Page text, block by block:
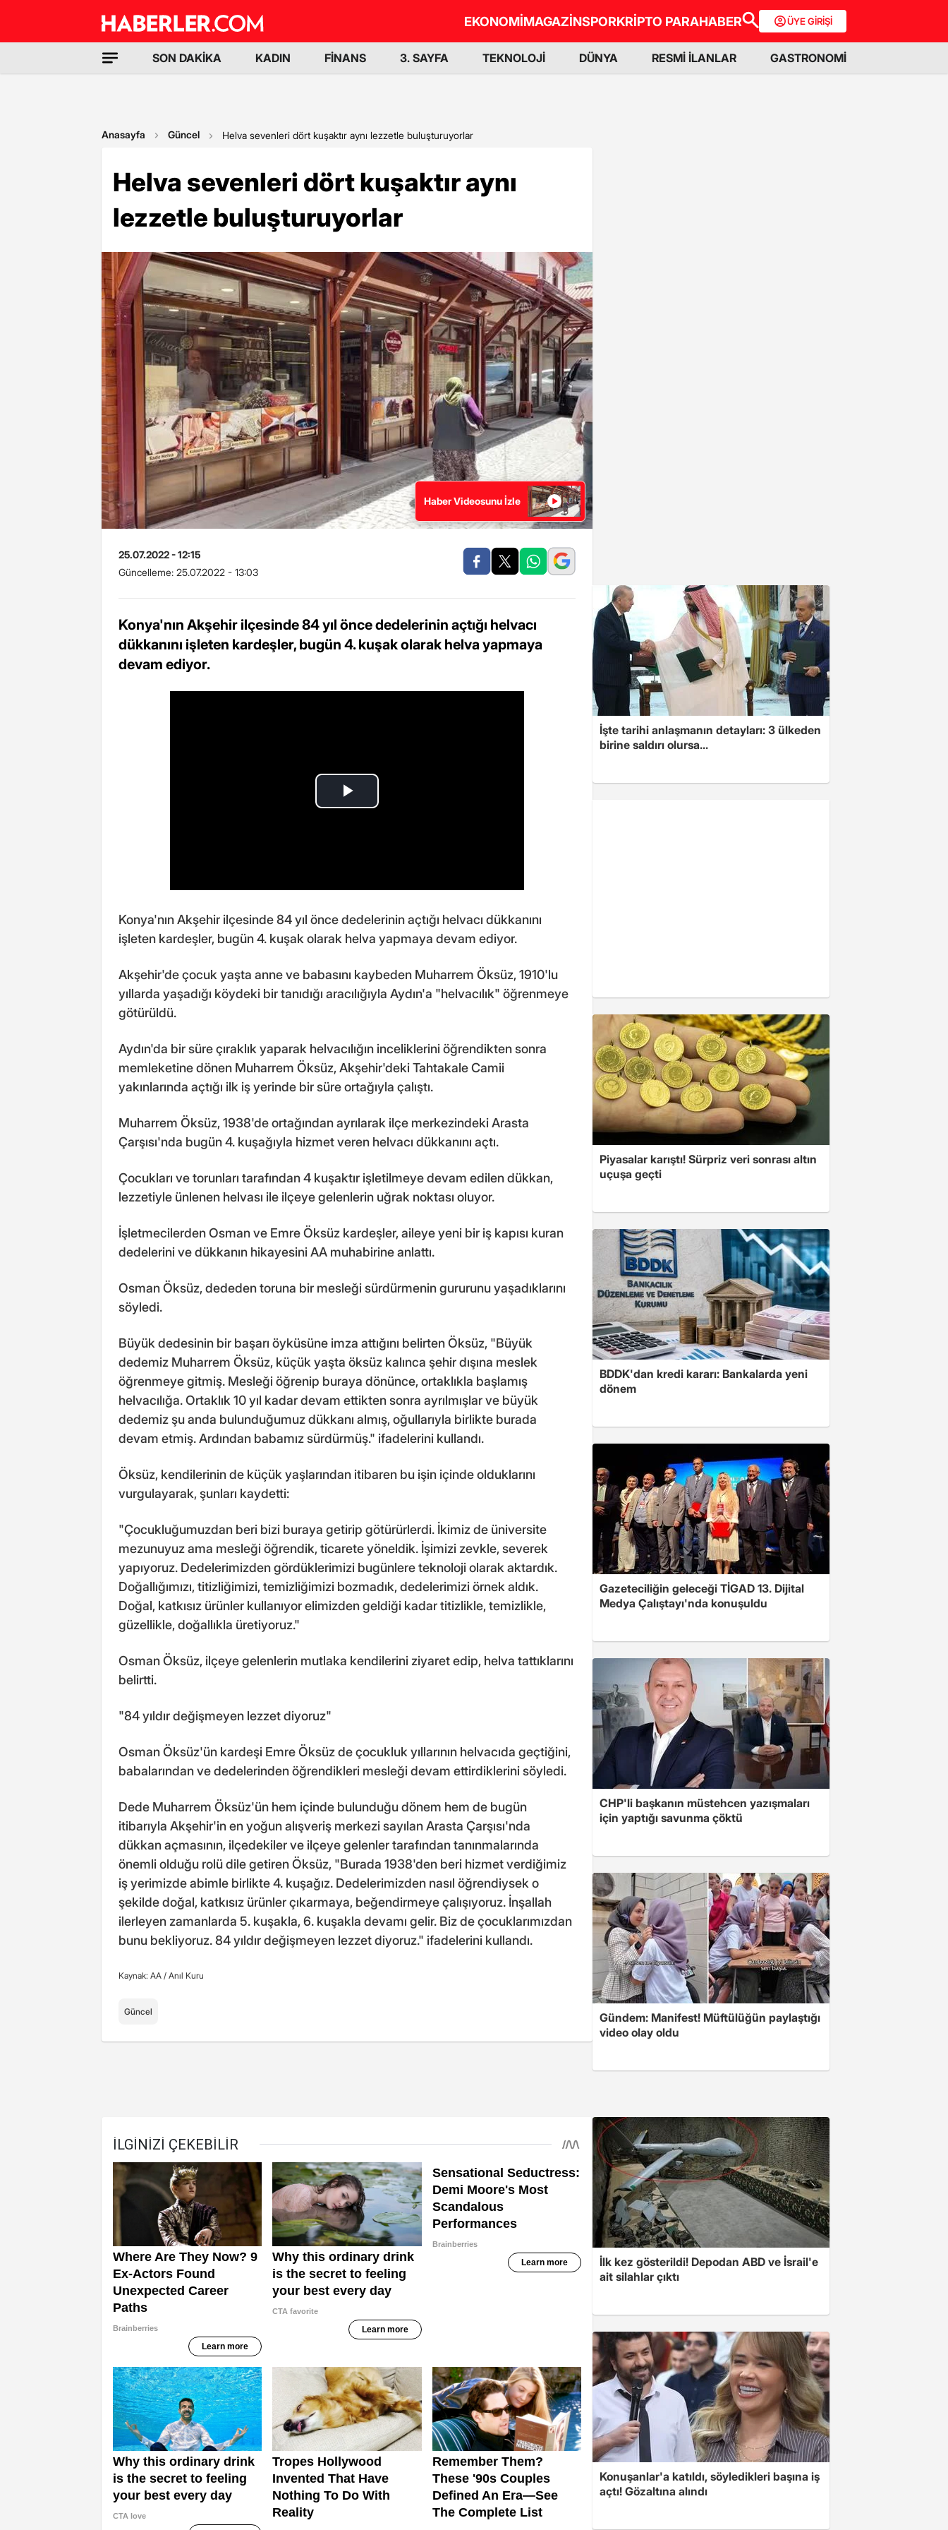
EKONOMİMAGAZİNSPORKRİPTO PARAHABER ÜYE GİRİŞİ
SON DAKİKA KADIN FİNANS 3. SAYFA TEKNOLOJİ DÜNYA RESMİ İLANLAR GASTRONOMİ
Anasayfa Güncel Helva sevenleri dört kuşaktır aynı lezzetle buluşturuyorlar
Helva sevenleri dört kuşaktır aynı
lezzetle buluşturuyorlar
Haber Videosunu İzle
25.07.2022 - 12:15
Güncelleme: 25.07.2022 - 13:03
Konya'nın Akşehir ilçesinde 84 yıl önce dedelerinin açtığı helvacı
dükkanını işleten kardeşler, bugün 4. kuşak olarak helva yapmaya
devam ediyor.
Konya'nın Akşehir ilçesinde 84 yıl önce dedelerinin açtığı helvacı dükkanını
işleten kardeşler, bugün 4. kuşak olarak helva yapmaya devam ediyor.
Akşehir'de çocuk yaşta anne ve babasını kaybeden Muharrem Öksüz, 1910'lu
yıllarda yaşadığı köydeki bir tanıdığı aracılığıyla Aydın'a "helvacılık" öğrenmeye
götürüldü.
Aydın'da bir süre çıraklık yaparak helvacılığın inceliklerini öğrendikten sonra
memleketine dönen Muharrem Öksüz, Akşehir'deki Tahtakale Camii
yakınlarında açtığı ilk iş yerinde bir süre ortağıyla çalıştı.
Muharrem Öksüz, 1938'de ortağından ayrılarak ilçe merkezindeki Arasta
Çarşısı'nda bugün 4. kuşağıyla hizmet veren helvacı dükkanını açtı.
Çocukları ve torunları tarafından 4 kuşaktır işletilmeye devam edilen dükkan,
lezzetiyle ünlenen helvası ile ilçeye gelenlerin uğrak noktası oluyor.
İşletmecilerden Osman ve Emre Öksüz kardeşler, aileye yeni bir iş kapısı kuran
dedelerini ve dükkanın hikayesini AA muhabirine anlattı.
Osman Öksüz, dededen toruna bir mesleği sürdürmenin gururunu yaşadıklarını
söyledi.
Büyük dedesinin bir başarı öyküsüne imza attığını belirten Öksüz, "Büyük
dedemiz Muharrem Öksüz, küçük yaşta öksüz kalınca şehir dışına meslek
öğrenmeye gitmiş. Mesleği öğrenip buraya dönünce, ortaklıkla başlamış
helvacılığa. Ortaklık 10 yıl kadar devam ettikten sonra ayrılmışlar ve büyük
dedemiz şu anda bulunduğumuz dükkanı almış, oğullarıyla birlikte burada
devam etmiş. Ardından babamız sürdürmüş." ifadelerini kullandı.
Öksüz, kendilerinin de küçük yaşlarından itibaren bu işin içinde olduklarını
vurgulayarak, şunları kaydetti:
"Çocukluğumuzdan beri bizi buraya getirip götürürlerdi. İkimiz de üniversite
mezunuyuz ama mesleği öğrendik, ticarete yöneldik. İşimizi zevkle, severek
yapıyoruz. Dedelerimizden gördüklerimizi bugünlere teknoloji olarak aktardık.
Doğallığımızı, titizliğimizi, temizliğimizi bozmadık, dedelerimizi örnek aldık.
Doğal, katkısız ürünler kullanıyor elimizden geldiği kadar titizlikle, temizlikle,
güzellikle, doğallıkla üretiyoruz."
Osman Öksüz, ilçeye gelenlerin mutlaka kendilerini ziyaret edip, helva tattıklarını
belirtti.
"84 yıldır değişmeyen lezzet diyoruz"
Osman Öksüz'ün kardeşi Emre Öksüz de çocukluk yıllarının helvacıda geçtiğini,
babalarından ve dedelerinden öğrendikleri mesleği devam ettirdiklerini söyledi.
Dede Muharrem Öksüz'ün hem içinde bulunduğu dönem hem de bugün
itibarıyla Akşehir'in en yoğun alışveriş merkezi sayılan Arasta Çarşısı'nda
dükkan açmasının, ilçedekiler ve ilçeye gelenler tarafından tanınmalarında
önemli olduğu rolü dile getiren Öksüz, "Burada 1938'den beri hizmet verdiğimiz
iş yerimizde abimle birlikte 4. kuşağız. Dedelerimizden nasıl öğrendiysek o
şekilde doğal, katkısız ürünler çıkarmaya, beğendirmeye çalışıyoruz. İnşallah
ilerleyen zamanlarda 5. kuşakla, 6. kuşakla devamı gelir. Biz de çocuklarımızdan
bunu bekliyoruz. 84 yıldır değişmeyen lezzet diyoruz." ifadelerini kullandı.
Kaynak: AA / Anıl Kuru
Güncel
İşte tarihi anlaşmanın detayları: 3 ülkeden
birine saldırı olursa...
Piyasalar karıştı! Sürpriz veri sonrası altın
uçuşa geçti
BDDK'dan kredi kararı: Bankalarda yeni
dönem
Gazeteciliğin geleceği TİGAD 13. Dijital
Medya Çalıştayı'nda konuşuldu
CHP'li başkanın müstehcen yazışmaları
için yaptığı savunma çöktü
Gündem: Manifest! Müftülüğün paylaştığı
video olay oldu
İlk kez gösterildi! Depodan ABD ve İsrail'e
ait silahlar çıktı
Konuşanlar'a katıldı, söyledikleri başına iş
açtı! Gözaltına alındı